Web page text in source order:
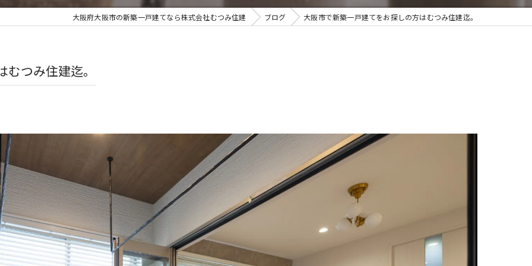
大阪府大阪市の新築一戸建てなら株式会社むつみ住建 ブログ 大阪市で新築一戸建てをお探しの方はむつみ住建迄。
つみ住建迄。